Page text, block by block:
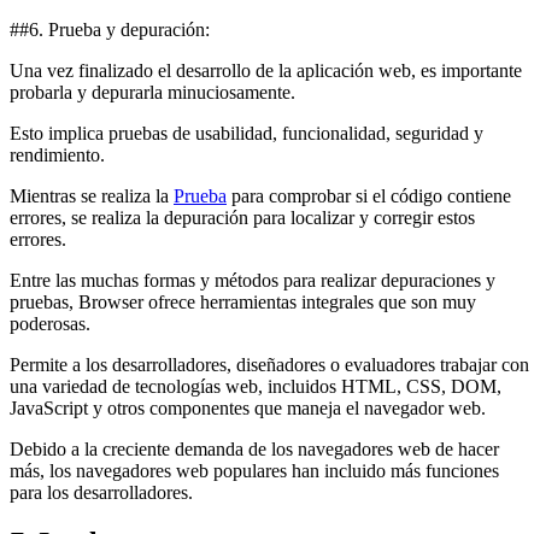
##6. Prueba y depuración:
Una vez finalizado el desarrollo de la aplicación web, es importante
probarla y depurarla minuciosamente.
Esto implica pruebas de usabilidad, funcionalidad, seguridad y
rendimiento.
Mientras se realiza la Prueba para comprobar si el código contiene
errores, se realiza la depuración para localizar y corregir estos
errores.
Entre las muchas formas y métodos para realizar depuraciones y
pruebas, Browser ofrece herramientas integrales que son muy
poderosas.
Permite a los desarrolladores, diseñadores o evaluadores trabajar con
una variedad de tecnologías web, incluidos HTML, CSS, DOM,
JavaScript y otros componentes que maneja el navegador web.
Debido a la creciente demanda de los navegadores web de hacer
más, los navegadores web populares han incluido más funciones
para los desarrolladores.